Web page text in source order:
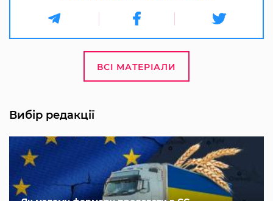
ВСІ МАТЕРІАЛИ
Вибір редакції